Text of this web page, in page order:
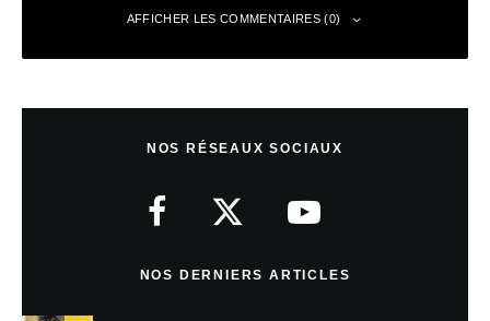
AFFICHER LES COMMENTAIRES (0)
NOS RÉSEAUX SOCIAUX
NOS DERNIERS ARTICLES